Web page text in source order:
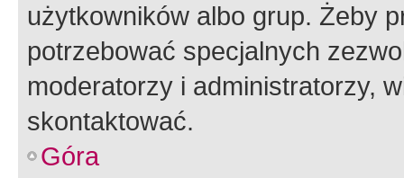
użytkowników albo grup. Żeby
potrzebować specjalnych
moderatorzy i administratorzy,
skontaktować.
Góra